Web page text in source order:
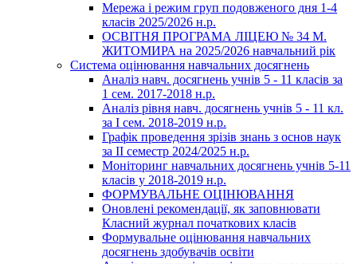
Мережа і режим груп подовженого дня 1-4
класів 2025/2026 н.р.
ОСВІТНЯ ПРОГРАМА ЛІЦЕЮ № 34 М.
ЖИТОМИРА на 2025/2026 навчальний рік
Система оцінювання навчальних досягнень
Аналіз навч. досягнень учнів 5 - 11 класів за
1 сем. 2017-2018 н.р.
Аналіз рівня навч. досягнень учнів 5 - 11 кл.
за І сем. 2018-2019 н.р.
Графік проведення зрізів знань з основ наук
за ІІ семестр 2024/2025 н.р.
Моніторинг навчальних досягнень учнів 5-11
класів у 2018-2019 н.р.
ФОРМУВАЛЬНЕ ОЦІНЮВАННЯ
Оновлені рекомендації, як заповнювати
Класний журнал початкових класів
Формувальне оцінювання навчальних
досягнень здобувачів освіти